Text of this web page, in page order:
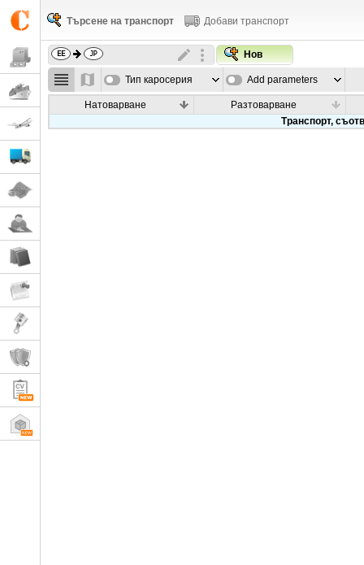
Търсене на транспорт Добави транспорт
Нов
Тип каросерия Add parameters
Натоварване
Разтоварване
Транспорт,